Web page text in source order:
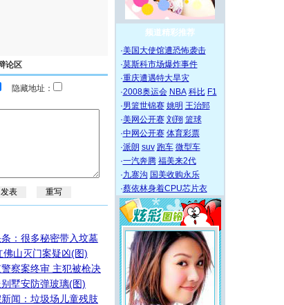
论区
隐藏地址：
：很多秘密带入坟墓
山灭门案疑凶(图)
察案终审 主犯被枪决
墅安防弹玻璃(图)
闻：垃圾场儿童残肢
频道精彩推荐
·美国大使馆遭恐怖袭击
·莫斯科市场爆炸事件
·重庆遭遇特大旱灾
·2008奥运会 NBA 科比 F1
·男篮世锦赛 姚明 王治郅
·美网公开赛 刘翔 篮球
·中网公开赛 体育彩票
·派朗 suv 跑车 微型车
·一汽奔腾 福美来2代
·九寨沟 国美收购永乐
·蔡依林身着CPU芯片衣